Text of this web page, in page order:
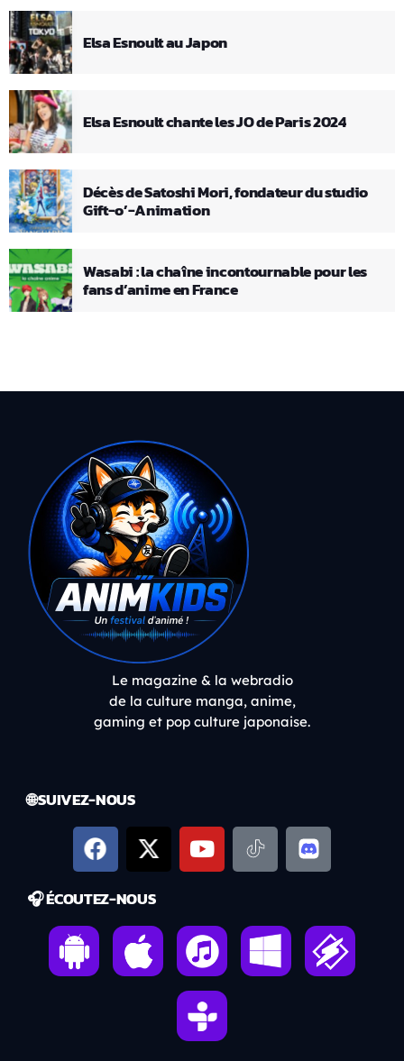
Elsa Esnoult au Japon
Elsa Esnoult chante les JO de Paris 2024
Décès de Satoshi Mori, fondateur du studio
Gift-o’-Animation
Wasabi : la chaîne incontournable pour les
fans d’anime en France
Le magazine & la webradio
de la culture manga, anime,
gaming et pop culture japonaise.
🌐 SUIVEZ-NOUS
🎧 ÉCOUTEZ-NOUS